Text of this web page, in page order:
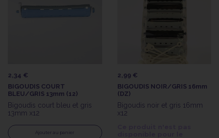
2,34 €
BIGOUDIS COURT
BLEU/GRIS 13mm (12)
Bigoudis court bleu et gris
13mm x12
Ajouter au panier
2,99 €
BIGOUDIS NOIR/GRIS 16mm
(DZ)
Bigoudis noir et gris 16mm
x12